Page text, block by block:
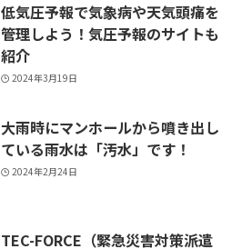
低気圧予報で気象病や天気頭痛を
管理しよう！気圧予報のサイトも
紹介
2024年3月19日
大雨時にマンホールから噴き出し
ている雨水は「汚水」です！
2024年2月24日
TEC-FORCE（緊急災害対策派遣